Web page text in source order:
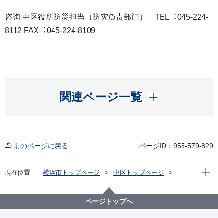
咨询 中区役所防災担当（防灾负责部门） TEL︓045-224-
8112 FAX︓045-224-8109
関連ページ一覧
開く
前のページに戻る ページID：955-579-829
現在位置 横浜市トップページ
中区トップページ
宣传报横滨・中区版（～2023）
７月 如何应对大雨和台风？
現在
ページトップへ